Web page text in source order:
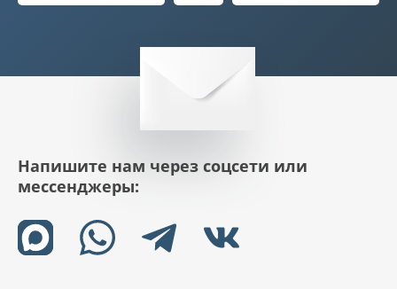
Напишите нам через соцсети или
мессенджеры: